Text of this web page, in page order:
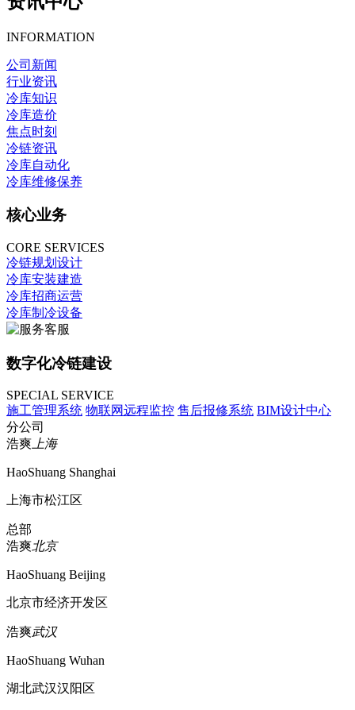
INFORMATION
公司新闻
行业资讯
冷库知识
冷库造价
焦点时刻
冷链资讯
冷库自动化
冷库维修保养
核心业务
CORE SERVICES
冷链规划设计
冷库安装建造
冷库招商运营
冷库制冷设备
数字化冷链建设
SPECIAL SERVICE
施工管理系统 物联网远程监控 售后报修系统 BIM设计中心
分公司
浩爽上海
HaoShuang Shanghai
上海市松江区
总部
浩爽北京
HaoShuang Beijing
北京市经济开发区
浩爽武汉
HaoShuang Wuhan
湖北武汉汉阳区